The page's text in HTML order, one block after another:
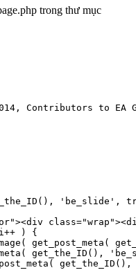
trong thư mục
Contributors to EA
'be_slide',
) {
get_the_ID(),